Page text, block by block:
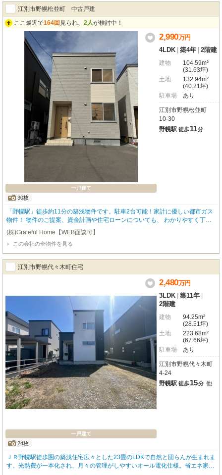
各階に節水型トイレを設置
江別市野幌松並町 中古戸建
ここ最近で164回 見られ、 2人が検討中！
一戸建て
30枚
2,990万円
4LDK 築4年 2階建
建物
104.59m²
(31.63坪)
土地
132.94m²
(40.21坪)
駐車場
あり
江別市野幌松並町
10-30
野幌駅 徒歩11分
「野幌駅」徒歩約11分の築浅物件です。駐車2台可能！家計に優しい都市ガス
物件！ 物件のご提案、資金計画や住宅ローンについても、 わかりやすく丁寧
にご説明させて頂きます。
(株)Grateful Home【WEB面談可】
この会社の全物件を見る
江別市野幌代々木町住宅
一戸建て
24枚
2,480万円
3LDK 築11年
2階建
建物
94.25m²
(28.51坪)
土地
223.68m²
(67.66坪)
駐車場
あり
江別市野幌代々木町
4-24
野幌駅 徒歩15分 他
ＪＲ野幌駅徒歩圏の築浅住宅広々とした23畳のLDKで自然と団らんが生まれま
す。光熱費が一本化され、月々の管理がしやすいオール電化仕様。省エネ家電